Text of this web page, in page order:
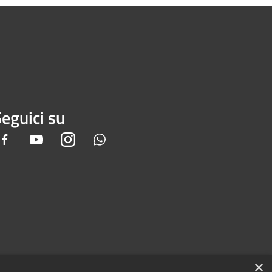
su
Facebook YoutubeInstagram
×